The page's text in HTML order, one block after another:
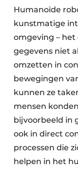
Humanoïde
kunstmatige
omgeving –
gegevens niet
omzetten in
bewegingen
kunnen ze
mensen
bijvoorbeeld in
ook in direct
processen die
helpen in het